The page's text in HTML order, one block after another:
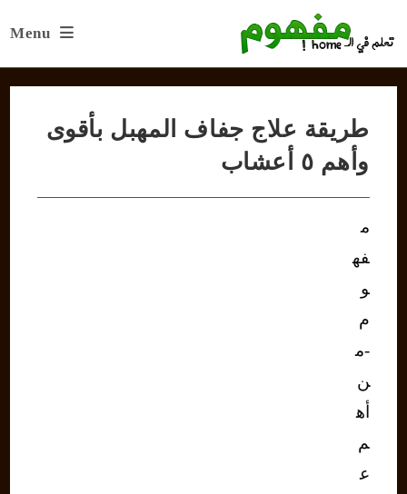
Menu
طريقة علاج جفاف المهبل بأقوى
وأهم ٥ أعشاب
م
فه
و
م
-م
ن
أه
م
ع